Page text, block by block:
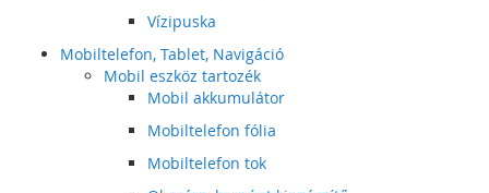
Vízipuska
Mobiltelefon, Tablet, Navigáció
Mobil eszköz tartozék
Mobil akkumulátor
Mobiltelefon fólia
Mobiltelefon tok